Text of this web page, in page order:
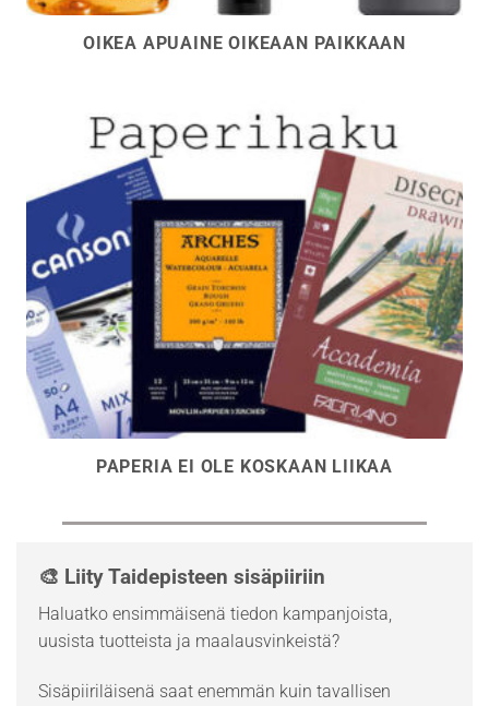
OIKEA APUAINE OIKEAAN PAIKKAAN
PAPERIA EI OLE KOSKAAN LIIKAA
🎨 Liity Taidepisteen sisäpiiriin
Haluatko ensimmäisenä tiedon kampanjoista,
uusista tuotteista ja maalausvinkeistä?
Sisäpiiriläisenä saat enemmän kuin tavallisen